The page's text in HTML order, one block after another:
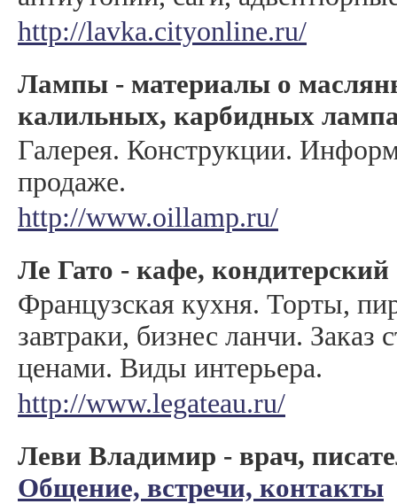
http://lavka.cityonline.ru/
Лампы - материалы о
калильных, карбидных
Галерея. Конструкции.
продаже.
http://www.oillamp.ru/
Ле Гато - кафе, кондитерский
Французская кухня. Торты,
завтраки, бизнес ланчи.
ценами. Виды интерьера.
http://www.legateau.ru/
Леви Владимир - врач,
Общение, встречи, контакты